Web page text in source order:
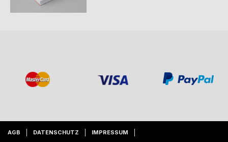
AGB DATENSCHUTZ IMPRESSUM